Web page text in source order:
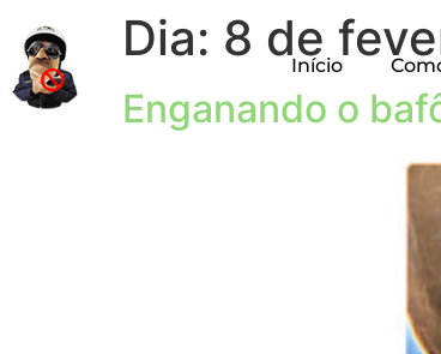
Início
Dia: 8 de
Enganando o